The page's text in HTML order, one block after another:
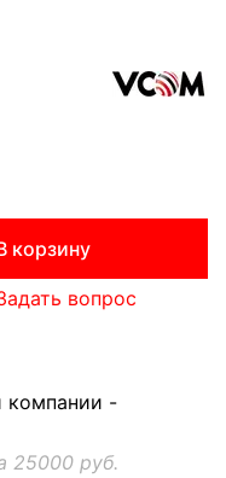
корзину
вопрос
компании -
25000 руб.